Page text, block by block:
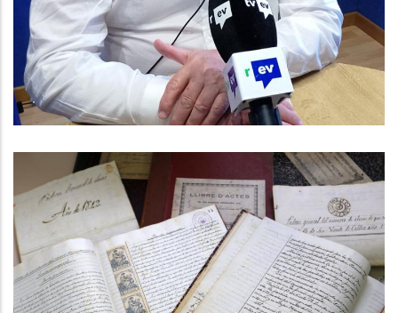
Joan Miró
Altres
L’Arxiu Comarcal Del Baix Penedès
Digitalitza Prop De 30.000 Imatges
Altres